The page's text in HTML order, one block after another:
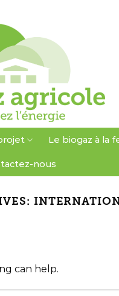
Le biogaz à la
nous
can help.